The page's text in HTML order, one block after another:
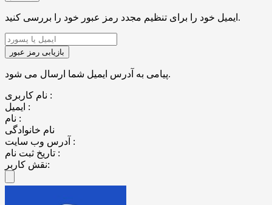
ایمیل خود را برای تنظیم مجدد رمز عبور خود را بررسی کنید.
پیامی به آدرس ایمیل شما ارسال می شود.
نام کاربری :
ایمیل :
نام :
نام خانوادگی
آدرس وب سایت :
تاریخ ثبت نام :
نقش کاربر: